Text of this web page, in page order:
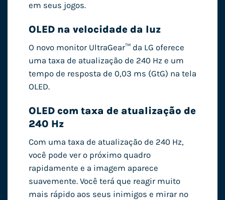
em seus jogos.
OLED na velocidade da luz
O novo monitor UltraGear™ da LG oferece
uma taxa de atualização de 240 Hz e um
tempo de resposta de 0,03 ms (GtG) na tela
OLED.
OLED com taxa de atualização de
240 Hz
Com uma taxa de atualização de 240 Hz,
você pode ver o próximo quadro
rapidamente e a imagem aparece
suavemente. Você terá que reagir muito
mais rápido aos seus inimigos e mirar no